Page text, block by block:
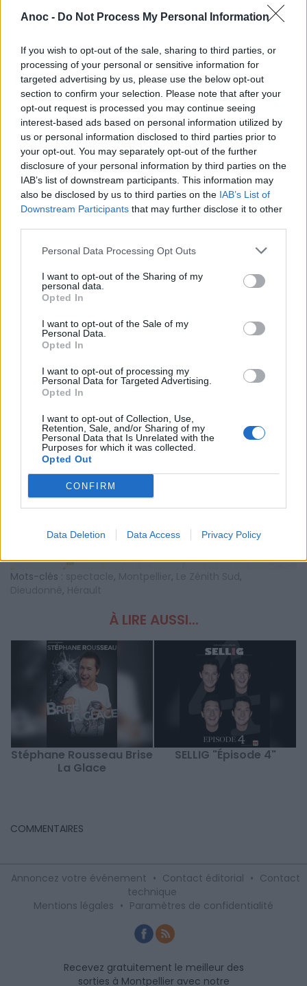
Anoc - Do Not Process My Personal Information
If you wish to opt-out of the sale, sharing to third parties, or
processing of your personal or sensitive information for
targeted advertising by us, please use the below opt-out
section to confirm your selection. Please note that after your
opt-out request is processed you may continue seeing
interest-based ads based on personal information utilized by
us or personal information disclosed to third parties prior to
your opt-out. You may separately opt-out of the further
disclosure of your personal information by third parties on the
IAB’s list of downstream participants. This information may
also be disclosed by us to third parties on the IAB’s List of
Downstream Participants that may further disclose it to other
Personal Data Processing Opt Outs
I want to opt-out of the Sharing of my
personal data.
Opted In
I want to opt-out of the Sale of my
Personal Data.
Opted In
I want to opt-out of processing my
Personal Data for Targeted Advertising.
Opted In
I want to opt-out of Collection, Use,
Retention, Sale, and/or Sharing of my
Personal Data that Is Unrelated with the
Purposes for which it was collected.
Opted Out
CONFIRM
Data Deletion Data Access Privacy Policy
municipal pour interdire le spectacle de Dieudonné
En savoir plus
INFORMATIONS PRATIQUES
DATES ET HORAIRES
Le 5 mars 2016
À 20h
LIEU
Le Zénith Sud
2733 Avenue Albert Einstein
34000 Montpellier
ACCÈS
Bus n°9 - Zenith Sud
AFFICHER LA CARTE
Mots-clés : , ,
,
,
À LIRE AUSSI...
Stéphane Rousseau Brise
La Glace
SELLIG "Épisode 4"
COMMENTAIRES
Annoncez votre événement • Contact éditorial • Contact
technique
Mentions légales • Paramètres de confidentialité
Recevez gratuitement le meilleur des
sorties à Montpellier avec notre